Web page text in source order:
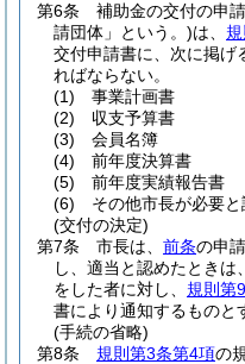
第6条
補助金の交付の申
請団体」という。)は、
交付申請書に、次に掲げ
ればならない。
(1)
事業計画書
(2)
収支予算書
(3)
会員名簿
(4)
前年度決算書
(5)
前年度実績報告書
(6)
その他市長が必要
(交付の決定)
第7条
市長は、 前条の申
し、適当と認めたとき
をした者に対し、 規則第
書により通知するものと
(手続の省略)
第8条
規則第3条第4項の